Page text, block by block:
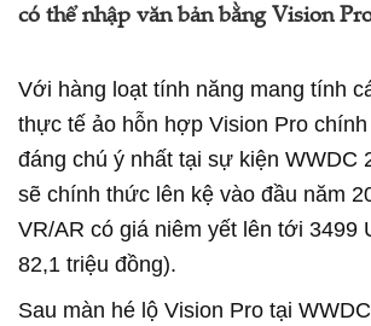
có thể nhập văn bản bằng Vision
Với hàng loạt tính năng mang tính
thực tế ảo hỗn hợp Vision Pro
đáng chú ý nhất tại sự kiện WWDC
sẽ chính thức lên kệ vào đầu năm
VR/AR có giá niêm yết lên tới 3499
82,1 triệu đồng).
Sau màn hé lộ Vision Pro tại